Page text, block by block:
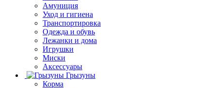
Амуниция
Уход и гигиена
Транспортировка
Одежда и обувь
Лежанки и дома
Игрушки
Миски
Аксессуары
Грызуны
Корма